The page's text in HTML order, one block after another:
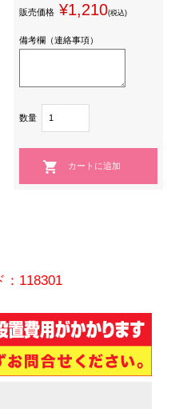
販売価格 ¥1,210(税込)
備考欄（連絡事項）
数量
：118301